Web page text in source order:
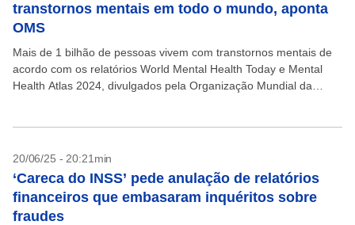
transtornos mentais em todo o mundo, aponta
OMS
Mais de 1 bilhão de pessoas vivem com transtornos mentais de
acordo com os relatórios World Mental Health Today e Mental
Health Atlas 2024, divulgados pela Organização Mundial da
20/06/25 - 20:21min
‘Careca do INSS’ pede anulação de relatórios
financeiros que embasaram inquéritos sobre
fraudes